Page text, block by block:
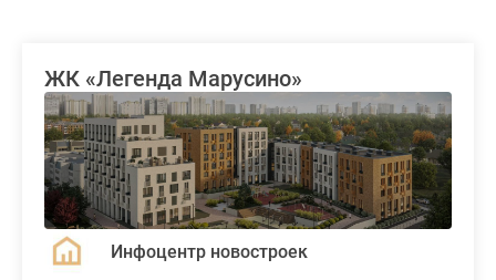
ЖК «Легенда Марусино»
Инфоцентр новостроек